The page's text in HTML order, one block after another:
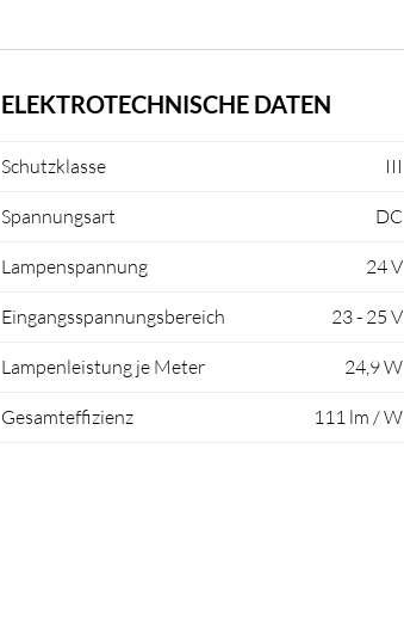
ELEKTROTECHNISCHE DATEN
Schutzklasse III
Spannungsart DC
Lampenspannung 24 V
Eingangsspannungsbereich 23 - 25 V
Lampenleistung je Meter 24,9 W
Gesamteffizienz 111 lm / W